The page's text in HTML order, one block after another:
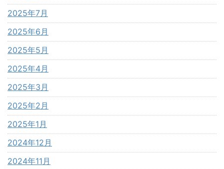
2025年7月
2025年6月
2025年5月
2025年4月
2025年3月
2025年2月
2025年1月
2024年12月
2024年11月